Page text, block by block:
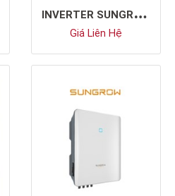
I
NVERTER SUNGROW SG125CX-P2
Giá Liên Hệ